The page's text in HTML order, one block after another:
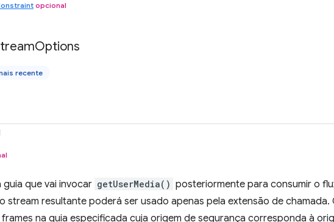
opcional
Options
recente
guia que vai invocar getUserMedia() posteriormente para consumir o
stream resultante poderá ser usado apenas pela extensão de chamada.
na guia especificada cuja origem de segurança corresponda à